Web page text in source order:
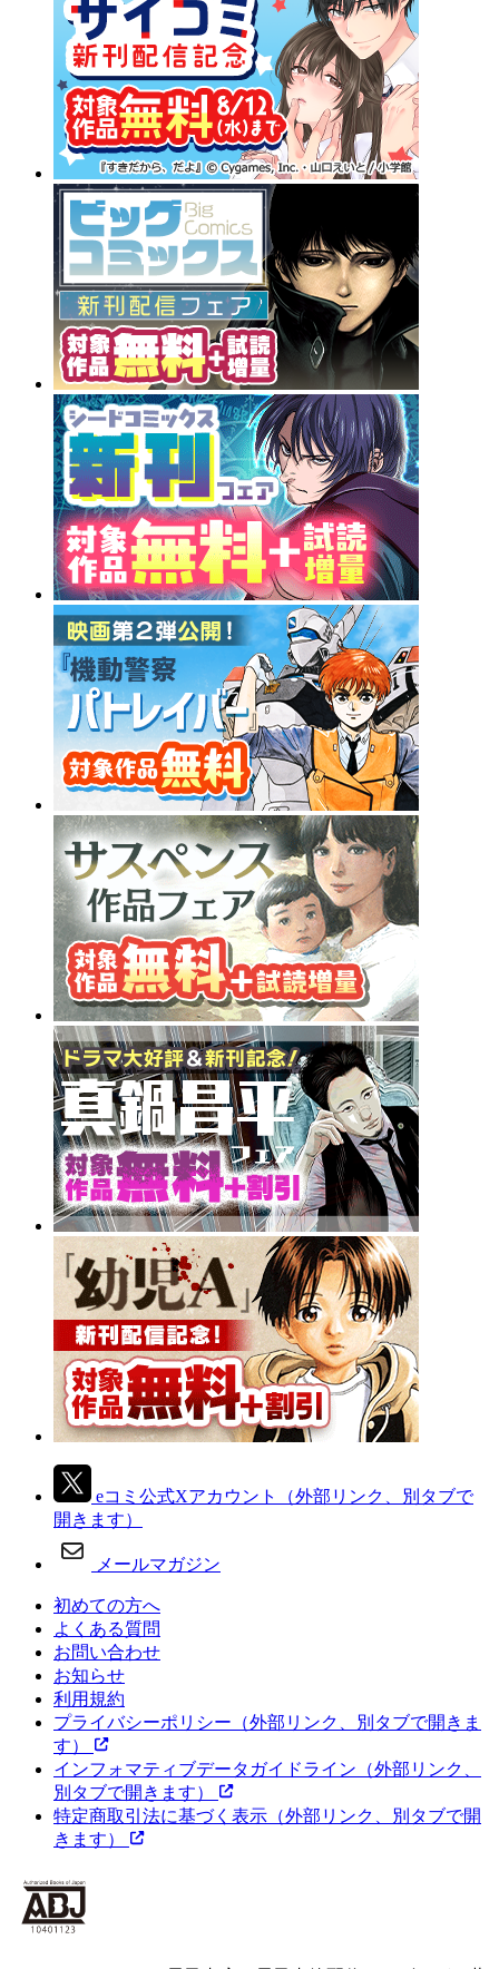
eコミ公式Xアカウント
（外部リンク、別タブで
開きます）
メールマガジン
初めての方へ
よくある質問
お問い合わせ
お知らせ
利用規約
プライバシーポリシー （外部リンク、別タブで開きま
す）
インフォマティブデータガイドライン （外部リンク、
別タブで開きます）
特定商取引法に基づく表示 （外部リンク、別タブで開
きます）